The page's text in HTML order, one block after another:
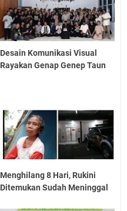
Desain Komunikasi Visual
Rayakan Genap Genep Taun
Menghilang 8 Hari, Rukini
Ditemukan Sudah Meninggal